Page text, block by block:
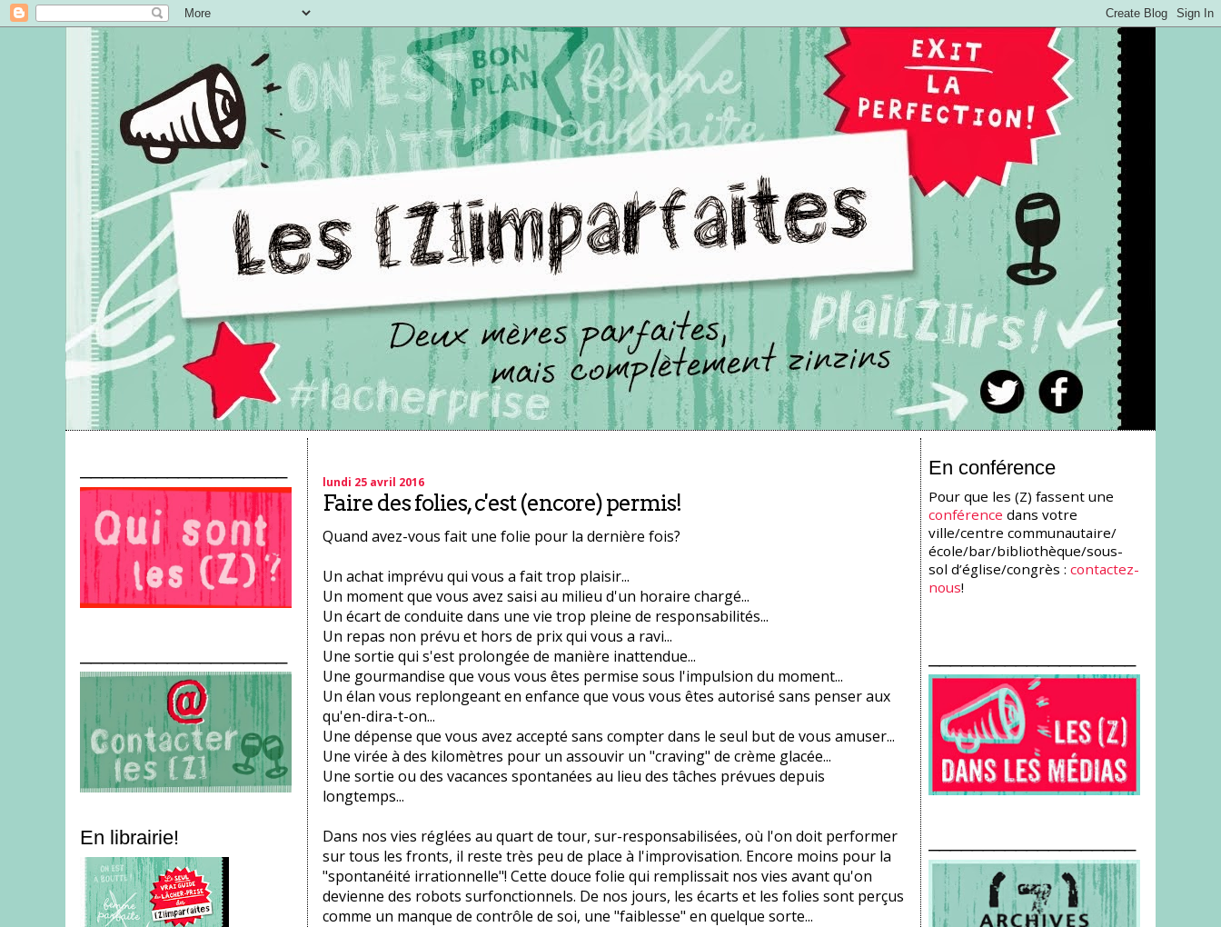
En librairie!
lundi 25 avril 2016
Faire des folies, c'est (encore) permis!
Quand avez-vous fait une folie pour la dernière fois?
Un achat imprévu qui vous a fait trop plaisir...
Un moment que vous avez saisi au milieu d'un horaire chargé...
Un écart de conduite dans une vie trop pleine de responsabilités...
Un repas non prévu et hors de prix qui vous a ravi...
Une sortie qui s'est prolongée de manière inattendue...
Une gourmandise que vous vous êtes permise sous l'impulsion du moment...
Un élan vous replongeant en enfance que vous vous êtes autorisé sans penser aux
qu'en-dira-t-on...
Une dépense que vous avez accepté sans compter dans le seul but de vous amuser...
Une virée à des kilomètres pour un assouvir un "craving" de crème glacée...
Une sortie ou des vacances spontanées au lieu des tâches prévues depuis
longtemps...
Dans nos vies réglées au quart de tour, sur-responsabilisées, où l'on doit performer
sur tous les fronts, il reste très peu de place à l'improvisation. Encore moins pour la
"spontanéité irrationnelle"! Cette douce folie qui remplissait nos vies avant qu'on
devienne des robots surfonctionnels. De nos jours, les écarts et les folies sont perçus
comme un manque de contrôle de soi, une "faiblesse" en quelque sorte...
En conférence
Pour que les (Z) fassent une
conférence dans votre
ville/centre communautaire/
école/bar/bibliothèque/sous-
sol d’église/congrès :contactez-
nous!